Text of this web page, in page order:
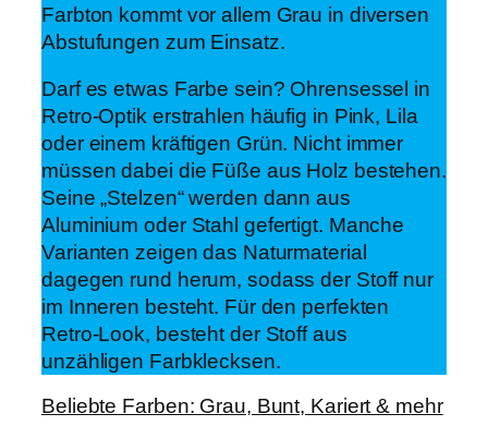
Farbton kommt vor allem Grau in diversen
Abstufungen zum Einsatz.
Darf es etwas Farbe sein? Ohrensessel in
Retro-Optik erstrahlen häufig in Pink, Lila
oder einem kräftigen Grün. Nicht immer
müssen dabei die Füße aus Holz bestehen.
Seine „Stelzen“ werden dann aus
Aluminium oder Stahl gefertigt. Manche
Varianten zeigen das Naturmaterial
dagegen rund herum, sodass der Stoff nur
im Inneren besteht. Für den perfekten
Retro-Look, besteht der Stoff aus
unzähligen Farbklecksen.
Beliebte Farben: Grau, Bunt, Kariert & mehr